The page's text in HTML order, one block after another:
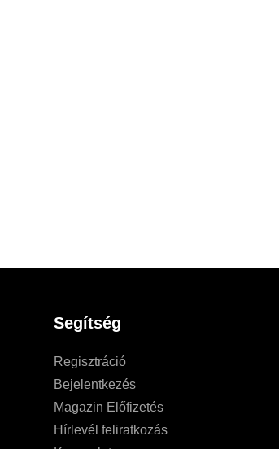
Segítség
Regisztráció
Bejelentkezés
Magazin Előfizetés
Hírlevél feliratkozás